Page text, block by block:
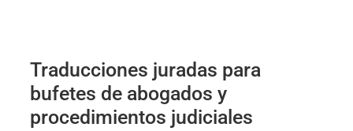
Traducciones juradas para
bufetes de abogados y
procedimientos judiciales